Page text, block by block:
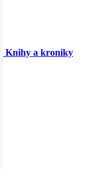
Knihy a kroniky